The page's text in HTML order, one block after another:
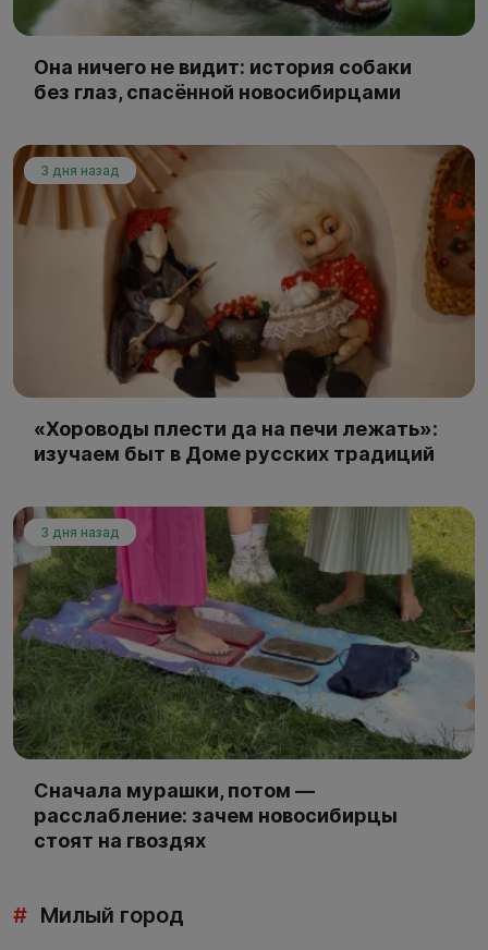
Она ничего не видит: история собаки
без глаз, спасённой новосибирцами
3 дня назад
«Хороводы плести да на печи лежать»:
изучаем быт в Доме русских традиций
3 дня назад
Сначала мурашки, потом —
расслабление: зачем новосибирцы
стоят на гвоздях
# Милый город